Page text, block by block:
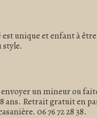
unique et enfant à
style.
un mineur ou
Retrait gratuit en
06 76 72 28 38.